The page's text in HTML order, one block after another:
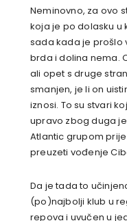
Neminovno, za ovo
koja je po dolasku u
sada kada je prošlo
brda i dolina nema.
ali opet s druge
smanjen, je li on
iznosi. To su stvari
upravo zbog duga
Atlantic grupom
preuzeti vođenje
Da je tada to
(po)najbolji klub u
repova i uvučen u